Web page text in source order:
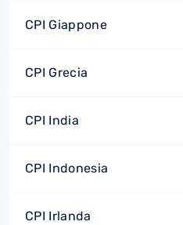
CPI Giappone
CPI Grecia
CPI India
CPI Indonesia
CPI Irlanda